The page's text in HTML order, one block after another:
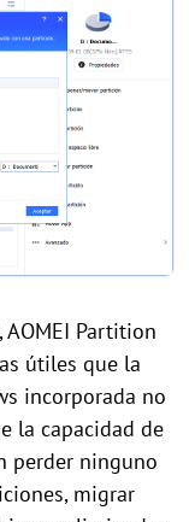
Partition
útiles que la
incorporada no
la capacidad de
perder ninguno
migrar